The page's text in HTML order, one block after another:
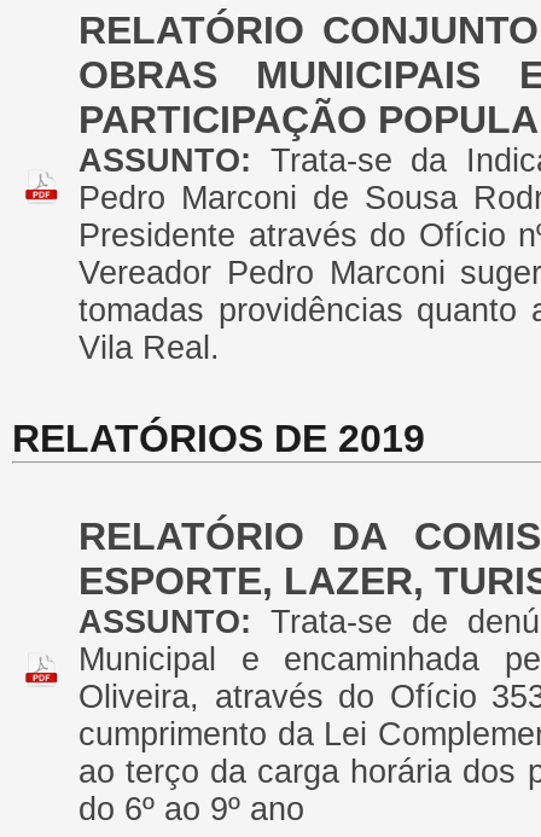
RELATÓRIO
OBRAS
PARTICIPAÇÃO
ASSUNTO: Trata-se da
Pedro Marconi de Sousa
Presidente através do Ofício
Vereador Pedro Marconi
tomadas providências
Vila Real.
RELATÓRIOS DE 2019
RELATÓRIO DA
ESPORTE, LAZER,
ASSUNTO: Trata-se de
Municipal e encaminhada
Oliveira, através do Ofício
cumprimento da Lei
ao terço da carga horária dos
do 6º ao 9º ano